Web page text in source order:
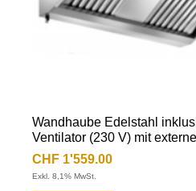
Wandhaube Edelstahl
Ventilator (230 V) mit
Fettauffangrinne, herausnehmbare
Flammschutzfilter Typ-B,
Leuchtstoffröhre,
CHF 1'559.00
Exkl. 8,1% MwSt.